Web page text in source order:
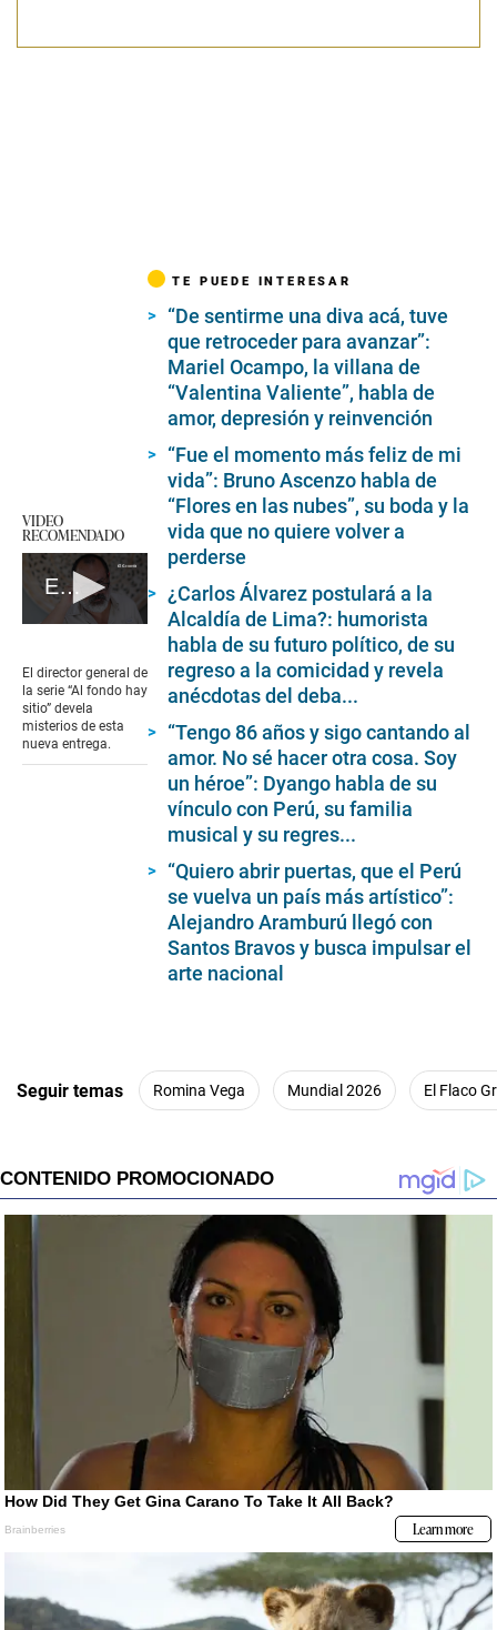
VIDEO
RECOMENDADO
EC | Entrevista a Gigio Aranda
of
5
minutes,
14
seconds
El director general de
la serie “Al fondo hay
sitio” devela
misterios de esta
nueva entrega.
TE PUEDE INTERESAR
“De sentirme una diva acá, tuve
que retroceder para avanzar”:
Mariel Ocampo, la villana de
“Valentina Valiente”, habla de
amor, depresión y reinvención
“Fue el momento más feliz de mi
vida”: Bruno Ascenzo habla de
“Flores en las nubes”, su boda y la
vida que no quiere volver a
perderse
¿Carlos Álvarez postulará a la
Alcaldía de Lima?: humorista
habla de su futuro político, de su
regreso a la comicidad y revela
anécdotas del deba...
“Tengo 86 años y sigo cantando al
amor. No sé hacer otra cosa. Soy
un héroe”: Dyango habla de su
vínculo con Perú, su familia
musical y su regres...
“Quiero abrir puertas, que el Perú
se vuelva un país más artístico”:
Alejandro Aramburú llegó con
Santos Bravos y busca impulsar el
arte nacional
Seguir temas Romina Vega Mundial 2026 El Flaco